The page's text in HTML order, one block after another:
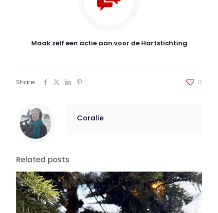
Maak zelf een actie aan voor de Hartstichting
Share 0
Coralie
Related posts